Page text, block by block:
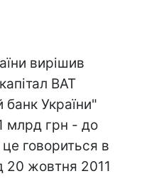
вирішив
ВАТ
України"
млрд грн - до
говориться в
20 жовтня 2011